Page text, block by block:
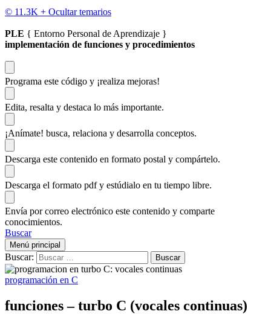
© 11.3K + Ocultar temarios
PLE { Entorno Personal de Aprendizaje }
implementación de funciones y procedimientos
Programa este código y ¡realiza mejoras!
Edita, resalta y destaca lo más importante.
¡Anímate! busca, relaciona y desarrolla conceptos.
Descarga este contenido en formato postal y compártelo.
Descarga el formato pdf y estúdialo en tu tiempo libre.
Envía por correo electrónico este contenido y comparte
conocimientos.
Buscar
Menú principal
Buscar:
programación en C
funciones – turbo C (vocales continuas)